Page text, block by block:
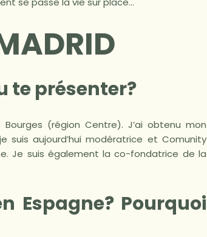
te présenter?
(région Centre). J’ai obtenu mon
suis aujourd’hui modératrice et Comunity
Je suis également la co-fondatrice de la
Espagne? Pourquoi